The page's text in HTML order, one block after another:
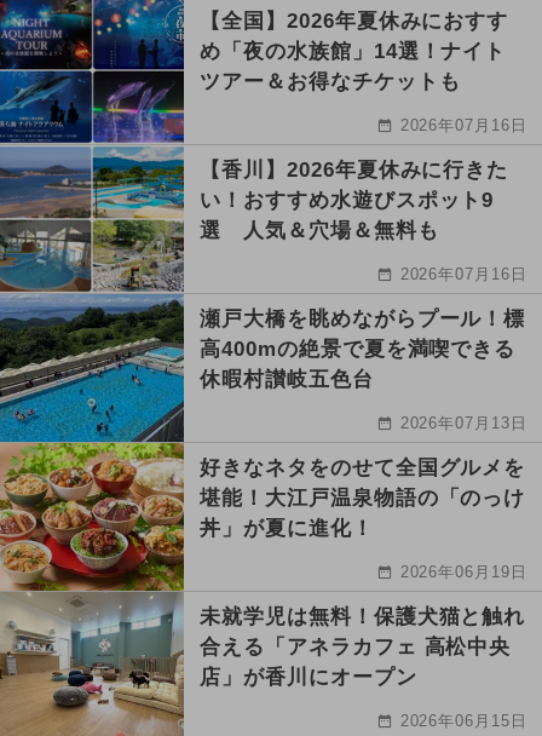
【全国】2026年夏休みにおすす
め「夜の水族館」14選！ナイト
ツアー＆お得なチケットも
2026年07月16日
【香川】2026年夏休みに行きた
い！おすすめ水遊びスポット9
選 人気＆穴場＆無料も
2026年07月16日
瀬戸大橋を眺めながらプール！標
高400mの絶景で夏を満喫できる
休暇村讃岐五色台
2026年07月13日
好きなネタをのせて全国グルメを
堪能！大江戸温泉物語の「のっけ
丼」が夏に進化！
2026年06月19日
未就学児は無料！保護犬猫と触れ
合える「アネラカフェ 高松中央
店」が香川にオープン
2026年06月15日